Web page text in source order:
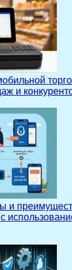
и
и